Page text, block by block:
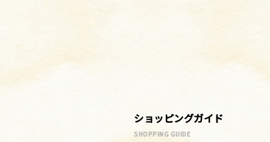
ショッピングガイド
SHOPPING GUIDE